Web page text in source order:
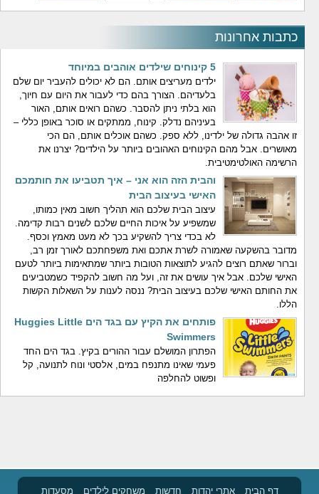
כתבות אחרונות
5 קינוחים שילדים אוהבים במיוחד
ילדים מעריצים אותם. הם לא יכולים להעביר יום שלם
בלעדיהם. הצורך בהם כדי לעבור את היום עם חיוך,
הוא בלתי ניתן להסבר. כשהם רואים אותם, האור
בעיניהם נדלק. קינוח, ממתקים או סוכר באופן כללי –
זו אהבה גדולה של ילדינו, ללא ספק. כשהם אוכלים אותם, הם הכי
מאושרים. אבל מהם הקינוחים האהובים ביותר על הילדים? יצרנו את
הרשימה האולטימטיבית.
והבית הזה הוא אני – איך תטביעו את חותמכם
האישי בעיצוב הבית
עיצוב הבית שלכם הוא תהליך חשוב מאין כמותו,
שמשפיע על איכות החיים שלכם לשנים רבות קדימה.
לא בכדי צריך להשקיע בכך לא מעט מאמץ וכסף.
מדובר בהשקעה שאמורה לשרת אתכם ואת משפחתכם לאורך זמן רב,
וברור שאתם רוצים להגיע לתוצאות הטובות ביותר שמתאימות ביותר לטעם
האישי שלכם. אבל איך עושים את זה, ועל מה חשוב להקפיד כשמטביעים
את החותם האישי שלכם בעיצוב הבית? ננסה לענות על השאלות הקשות
הללו.
פותחים את הקיץ עם בגד הים Huggies Little
Swimmers
הפתרון המושלם עבור ההורים בקיץ. בגד הים החד
פעמי שאינו מתנפח במים, אלסטי ונוח לתנועה, קל
ופשוט להחלפה
דף הבית אתרי יהדות חדשות משחקים לילדים מסעדות